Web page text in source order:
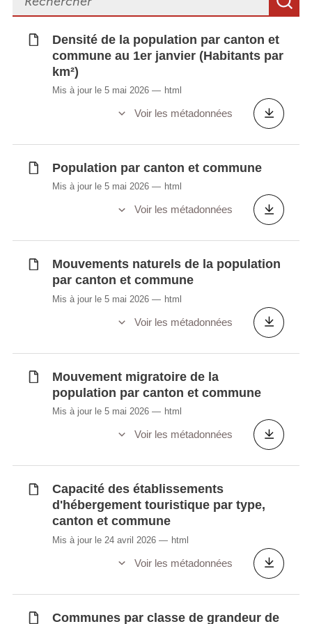
Densité de la population par canton et
commune au 1er janvier (Habitants par
km²)
Mis à jour le 5 mai 2026 html
Voir les métadonnées
Population par canton et commune
Mis à jour le 5 mai 2026 html
Voir les métadonnées
Mouvements naturels de la population
par canton et commune
Mis à jour le 5 mai 2026 html
Voir les métadonnées
Mouvement migratoire de la
population par canton et commune
Mis à jour le 5 mai 2026 html
Voir les métadonnées
Capacité des établissements
d'hébergement touristique par type,
canton et commune
Mis à jour le 24 avril 2026 html
Voir les métadonnées
Communes par classe de grandeur de